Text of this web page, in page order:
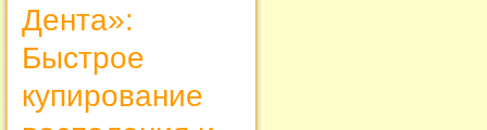
Дента»:
Быстрое
купирование